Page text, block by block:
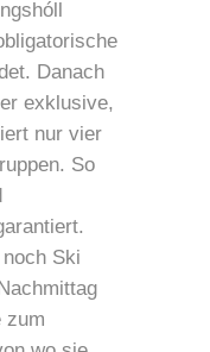
Danach
exklusive,
nur vier
So
Ski
zum